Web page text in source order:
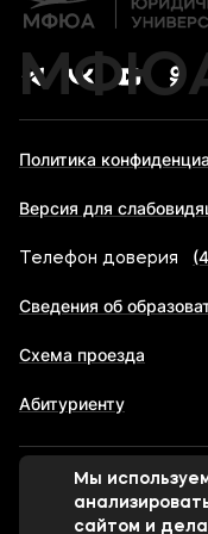
Политика
Версия для
Телефон доверия
Сведения об
Схема проезда
Абитуриенту
© 1998-2026
университет МФЮА
Мы
сайтом и